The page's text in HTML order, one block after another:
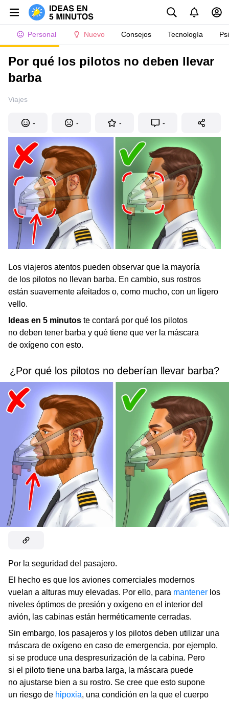
Personal Nuevo Consejos Tecnología
Por qué los pilotos no deben llevar
barba
Viajes
- - - -
Los viajeros atentos pueden observar que la mayoría
de los pilotos no llevan barba. En cambio, sus rostros
están suavemente afeitados o, como mucho, con un ligero
vello.
Ideas en 5 minutos te contará por qué los pilotos
no deben tener barba y qué tiene que ver la máscara
de oxígeno con esto.
¿Por qué los pilotos no deberían llevar barba?
Por la seguridad del pasajero.
El hecho es que los aviones comerciales modernos
vuelan a alturas muy elevadas. Por ello, para mantener los
niveles óptimos de presión y oxígeno en el interior del
avión, las cabinas están herméticamente cerradas.
Sin embargo, los pasajeros y los pilotos deben utilizar una
máscara de oxígeno en caso de emergencia, por ejemplo,
si se produce una despresurización de la cabina. Pero
si el piloto tiene una barba larga, la máscara puede
no ajustarse bien a su rostro. Se cree que esto supone
un riesgo de hipoxia, una condición en la que el cuerpo